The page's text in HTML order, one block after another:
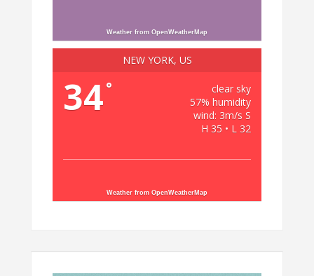
Weather from OpenWeatherMap
NEW YORK, US
34°
clear sky
57% humidity
wind: 3m/s S
H 35 • L 32
Weather from OpenWeatherMap